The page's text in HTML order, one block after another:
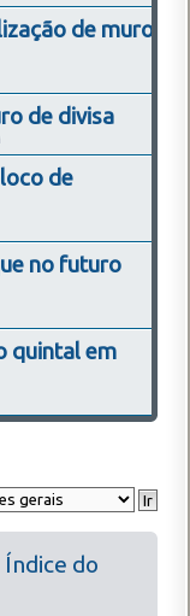
de muro
de divisa
de
no futuro
quintal em
do